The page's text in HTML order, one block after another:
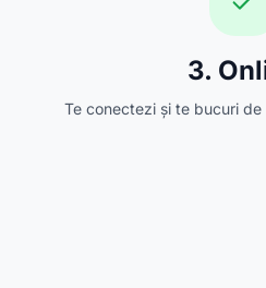
3.
Te conectezi și te bucuri